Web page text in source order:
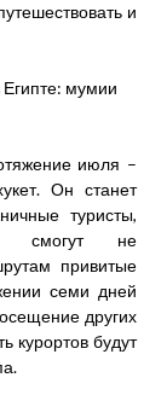
и
мумии
июля –
Он станет
туристы,
смогут не
привитые
семи дней
других
курортов будут